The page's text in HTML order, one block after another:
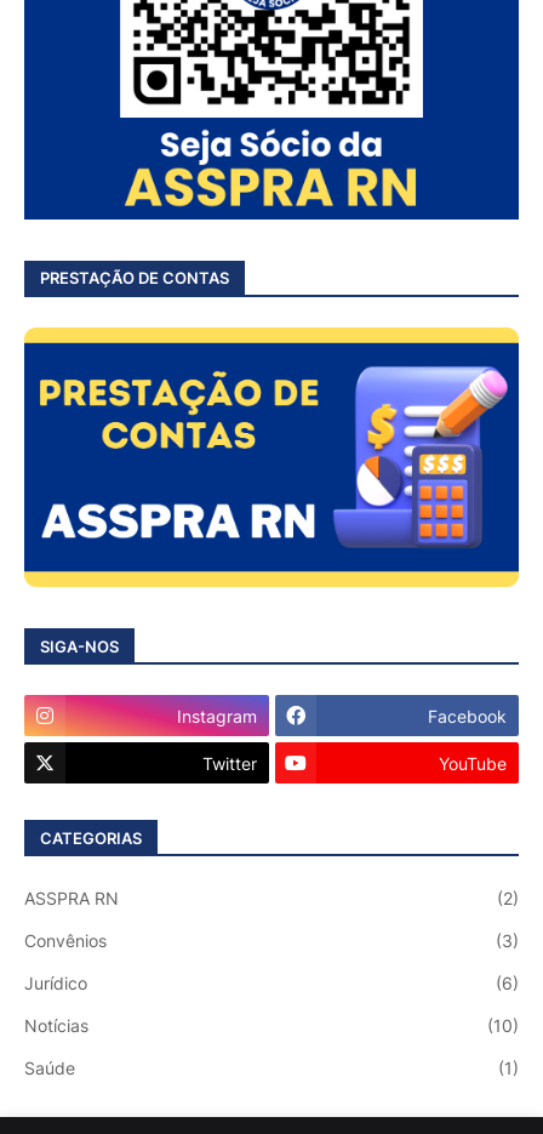
PRESTAÇÃO DE CONTAS
SIGA-NOS
Instagram Facebook
Twitter YouTube
CATEGORIAS
ASSPRA RN (2)
Convênios (3)
Jurídico (6)
Notícias (10)
Saúde (1)